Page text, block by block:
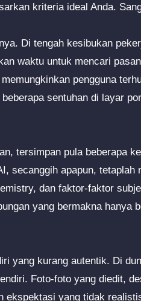
kriteria ideal Anda.
Di tengah kesibukan
waktu untuk mencari
pengguna
sentuhan di layar
tersimpan pula beberapa
secanggih apapun, tetaplah
dan faktor-faktor
yang bermakna hanya
yang kurang autentik. Di
Foto-foto yang diedit,
ekspektasi yang tidak